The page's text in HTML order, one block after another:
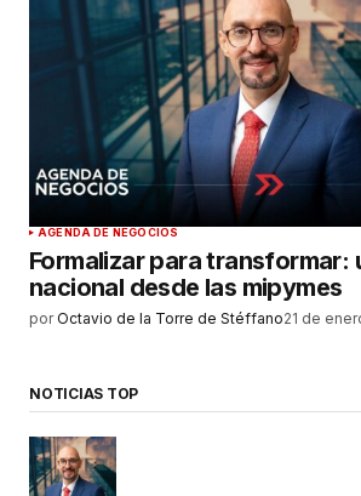
AGENDA DE NEGOCIOS
Formalizar para transformar:
nacional desde las mipymes
por Octavio de la Torre de Stéffano21 de
NOTICIAS TOP